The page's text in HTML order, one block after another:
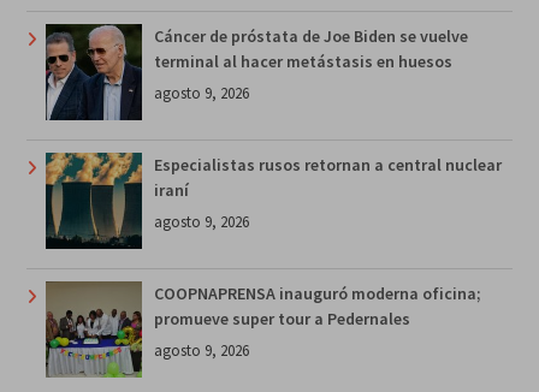
Cáncer de próstata de Joe Biden se vuelve
terminal al hacer metástasis en huesos
agosto 9, 2026
Especialistas rusos retornan a central nuclear
iraní
agosto 9, 2026
COOPNAPRENSA inauguró moderna oficina;
promueve super tour a Pedernales
agosto 9, 2026